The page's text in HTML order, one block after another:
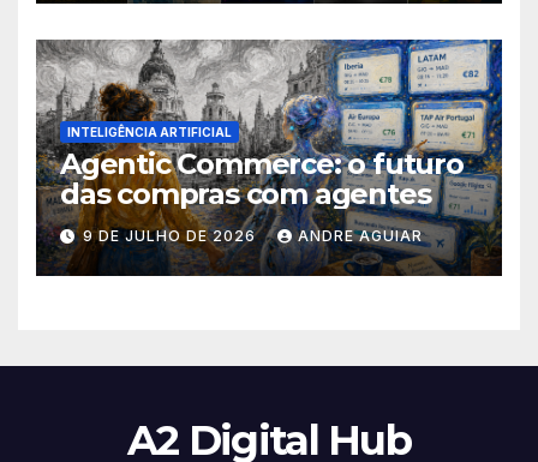
INTELIGÊNCIA ARTIFICIAL
Agentic Commerce: o futuro
das compras com agentes
9 DE JULHO DE 2026 ANDRE AGUIAR
A2 Digital Hub